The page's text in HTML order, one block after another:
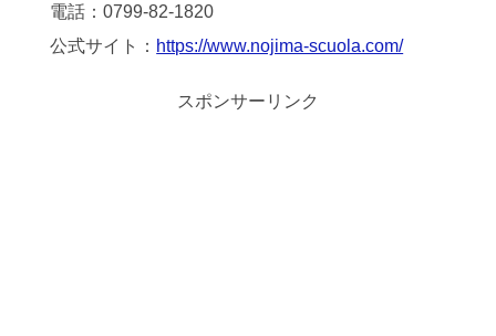
電話：0799-82-1820
公式サイト： https://www.nojima-scuola.com/
スポンサーリンク